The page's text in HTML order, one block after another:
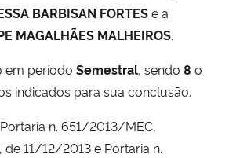
BARBISAN FORTESe a
MAGALHÃES MALHEIROS.
em período Semestral, sendo 8 o
indicados para sua conclusão.
n. 651/2013/MEC,
de 11/12/2013 e Portaria n.